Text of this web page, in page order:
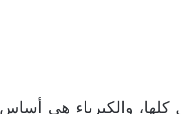
كلها، والكبرياء هي أساس